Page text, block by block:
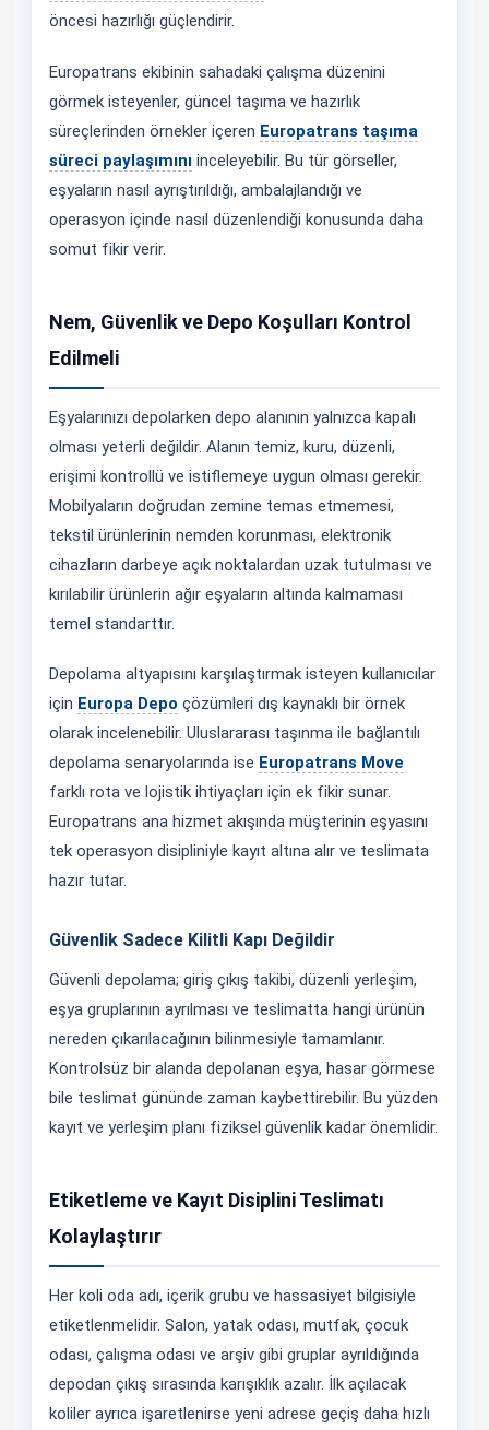
öncesi hazırlığı güçlendirir.
Europatrans ekibinin sahadaki çalışma düzenini
görmek isteyenler, güncel taşıma ve hazırlık
süreçlerinden örnekler içeren Europatrans taşıma
süreci paylaşımını inceleyebilir. Bu tür görseller,
eşyaların nasıl ayrıştırıldığı, ambalajlandığı ve
operasyon içinde nasıl düzenlendiği konusunda daha
somut fikir verir.
Nem, Güvenlik ve Depo Koşulları Kontrol
Edilmeli
Eşyalarınızı depolarken depo alanının yalnızca kapalı
olması yeterli değildir. Alanın temiz, kuru, düzenli,
erişimi kontrollü ve istiflemeye uygun olması gerekir.
Mobilyaların doğrudan zemine temas etmemesi,
tekstil ürünlerinin nemden korunması, elektronik
cihazların darbeye açık noktalardan uzak tutulması ve
kırılabilir ürünlerin ağır eşyaların altında kalmaması
temel standarttır.
Depolama altyapısını karşılaştırmak isteyen kullanıcılar
için Europa Depo çözümleri dış kaynaklı bir örnek
olarak incelenebilir. Uluslararası taşınma ile bağlantılı
depolama senaryolarında ise Europatrans Move
farklı rota ve lojistik ihtiyaçları için ek fikir sunar.
Europatrans ana hizmet akışında müşterinin eşyasını
tek operasyon disipliniyle kayıt altına alır ve teslimata
hazır tutar.
Güvenlik Sadece Kilitli Kapı Değildir
Güvenli depolama; giriş çıkış takibi, düzenli yerleşim,
eşya gruplarının ayrılması ve teslimatta hangi ürünün
nereden çıkarılacağının bilinmesiyle tamamlanır.
Kontrolsüz bir alanda depolanan eşya, hasar görmese
bile teslimat gününde zaman kaybettirebilir. Bu yüzden
kayıt ve yerleşim planı fiziksel güvenlik kadar önemlidir.
Etiketleme ve Kayıt Disiplini Teslimatı
Kolaylaştırır
Her koli oda adı, içerik grubu ve hassasiyet bilgisiyle
etiketlenmelidir. Salon, yatak odası, mutfak, çocuk
odası, çalışma odası ve arşiv gibi gruplar ayrıldığında
depodan çıkış sırasında karışıklık azalır. İlk açılacak
koliler ayrıca işaretlenirse yeni adrese geçiş daha hızlı